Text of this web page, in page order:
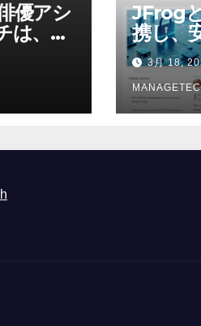
優アシ
は、ソ
のビデ
ムパフ
う芸術
じた」
JFrog
携し、
強化
3月 18,